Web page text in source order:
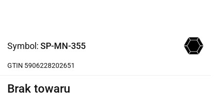
Symbol: SP-MN-355
GTIN 5906228202651
Brak towaru